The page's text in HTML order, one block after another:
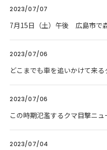
2023/07/07
7月15日（土）午後 広島市で
2023/07/06
どこまでも車を追いかけて来
2023/07/06
この時期氾濫するクマ目撃ニュ
2023/07/04